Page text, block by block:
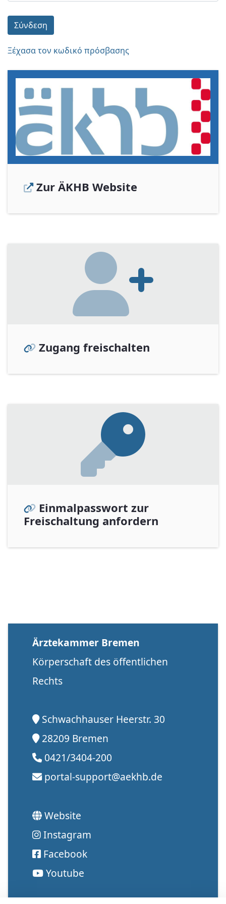
Σύνδεση
Ξέχασα τον κωδικό πρόσβασης
Zur ÄKHB Website
Zugang freischalten
Einmalpasswort zur
Freischaltung anfordern
Ärztekammer Bremen
Körperschaft des öffentlichen
Rechts
Schwachhauser Heerstr. 30
28209 Bremen
0421/3404-200
portal-support@aekhb.de
Website
Instagram
Facebook
Youtube